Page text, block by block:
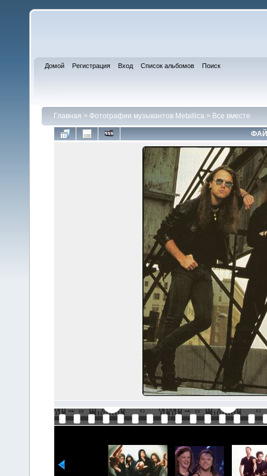
Домой Регистрация Вход Список альбомов Поиск
Главная > Фотографии музыкантов Metallica > Все вместе